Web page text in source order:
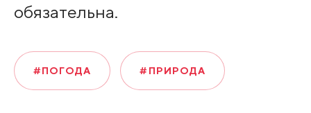
обязательна.
#ПОГОДА #ПРИРОДА